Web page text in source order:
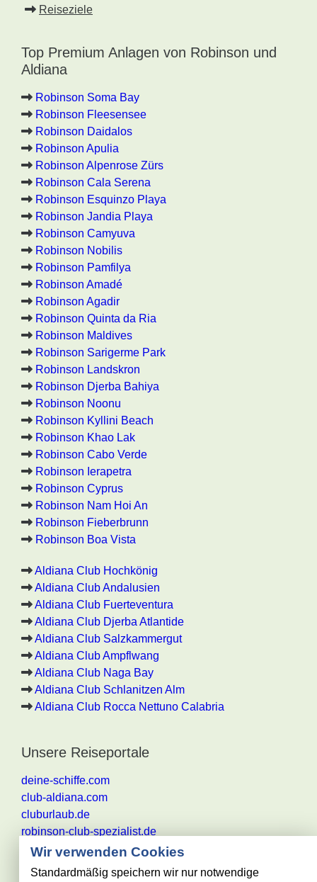
Reiseziele
Top Premium Anlagen von Robinson und
Aldiana
Robinson Soma Bay
Robinson Fleesensee
Robinson Daidalos
Robinson Apulia
Robinson Alpenrose Zürs
Robinson Cala Serena
Robinson Esquinzo Playa
Robinson Jandia Playa
Robinson Camyuva
Robinson Nobilis
Robinson Pamfilya
Robinson Amadé
Robinson Agadir
Robinson Quinta da Ria
Robinson Maldives
Robinson Sarigerme Park
Robinson Landskron
Robinson Djerba Bahiya
Robinson Noonu
Robinson Kyllini Beach
Robinson Khao Lak
Robinson Cabo Verde
Robinson Ierapetra
Robinson Cyprus
Robinson Nam Hoi An
Robinson Fieberbrunn
Robinson Boa Vista
Aldiana Club Hochkönig
Aldiana Club Andalusien
Aldiana Club Fuerteventura
Aldiana Club Djerba Atlantide
Aldiana Club Salzkammergut
Aldiana Club Ampflwang
Aldiana Club Naga Bay
Aldiana Club Schlanitzen Alm
Aldiana Club Rocca Nettuno Calabria
Unsere Reiseportale
deine-schiffe.com
club-aldiana.com
cluburlaub.de
robinson-club-spezialist.de
Wir verwenden Cookies
Standardmäßig speichern wir nur notwendige